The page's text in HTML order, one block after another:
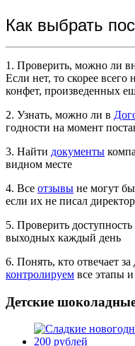
Как выбрать
1. Проверить, можно ли
Если нет, то скорее
конфет, произведенных
2. Узнать, можно ли в
годности на момент
3. Найти документы
видном месте
4. Все отзывы не могут
если их не писал
5. Проверить доступность
выходных каждый день
6. Понять, кто отвечает
контролируем все этапы
Детские